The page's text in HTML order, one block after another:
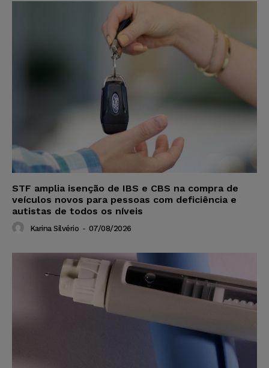
STF amplia isenção de IBS e CBS na compra de
veículos novos para pessoas com deficiência e
autistas de todos os níveis
Karina Silvério - 07/08/2026